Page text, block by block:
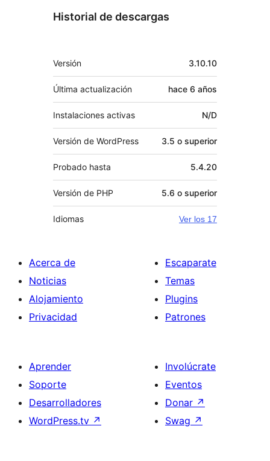
Historial de descargas
Meta
Versión 3.10.10
Última actualización hace 6 años
Instalaciones activas N/D
Versión de WordPress 3.5 o superior
Probado hasta 5.4.20
Versión de PHP 5.6 o superior
Idiomas Ver los 17
Acerca de
Noticias
Alojamiento
Privacidad
Escaparate
Temas
Plugins
Patrones
Aprender
Soporte
Desarrolladores
WordPress.tv ↗
Involúcrate
Eventos
Donar ↗
Swag ↗